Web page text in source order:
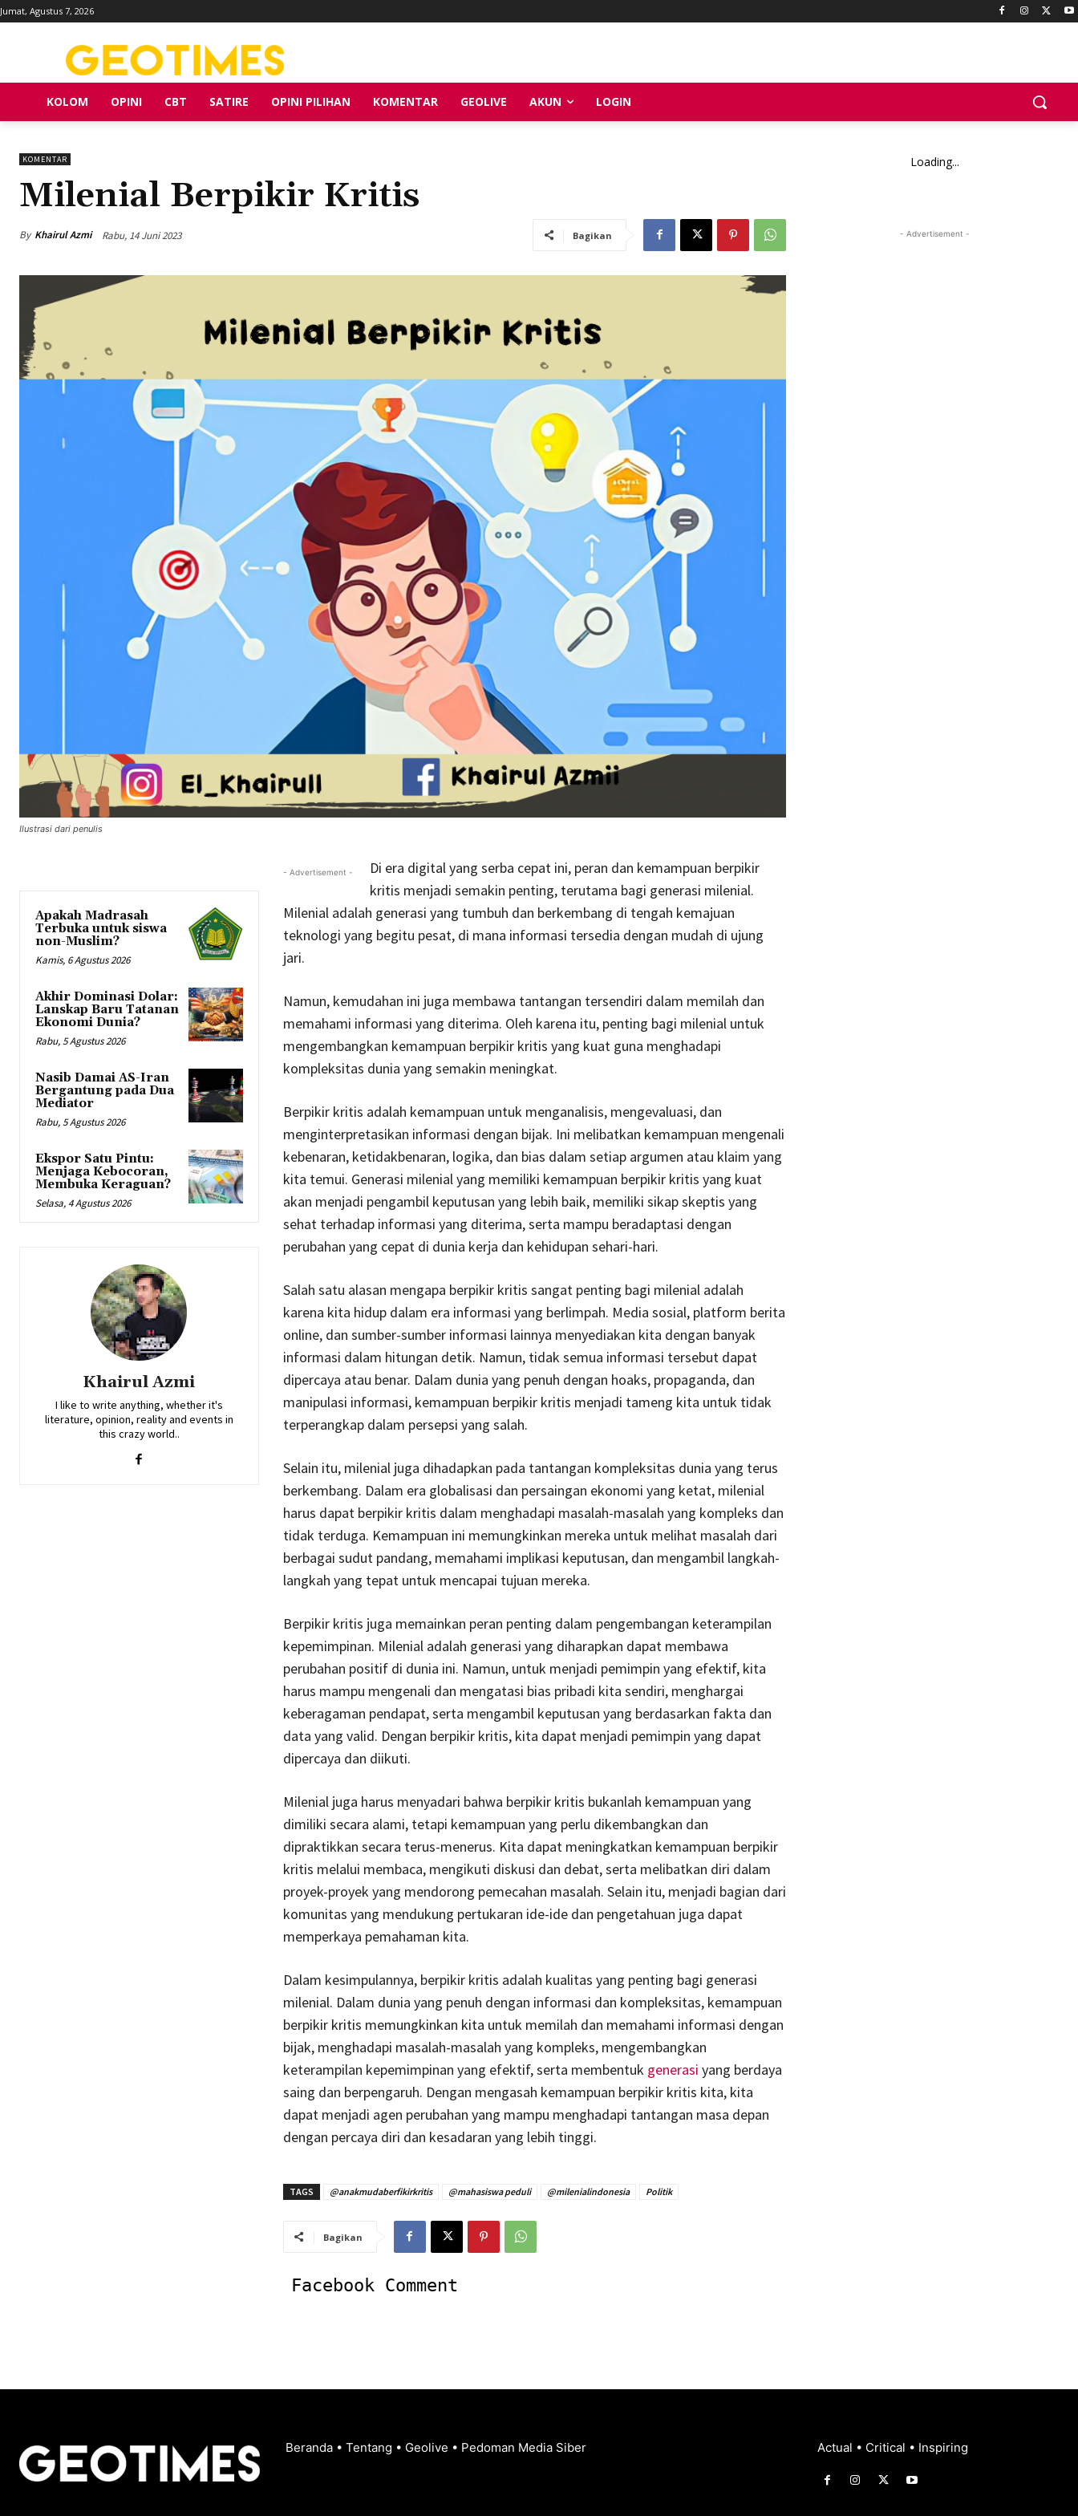
Jumat, Agustus 7, 2026
KOLOM OPINI CBT SATIRE OPINI PILIHAN KOMENTAR GEOLIVE AKUN LOGIN
KOMENTAR
Milenial Berpikir Kritis
By Khairul Azmi Rabu, 14 Juni 2023 Bagikan
Ilustrasi dari penulis
Apakah Madrasah
Terbuka untuk siswa
non-Muslim?
Kamis, 6 Agustus 2026
Akhir Dominasi Dolar:
Lanskap Baru Tatanan
Ekonomi Dunia?
Rabu, 5 Agustus 2026
Nasib Damai AS-Iran
Bergantung pada Dua
Mediator
Rabu, 5 Agustus 2026
Ekspor Satu Pintu:
Menjaga Kebocoran,
Membuka Keraguan?
Selasa, 4 Agustus 2026
Khairul Azmi
I like to write anything, whether it's
literature, opinion, reality and events in
this crazy world..
- Advertisement -
Di era digital yang serba cepat ini, peran dan kemampuan berpikir
kritis menjadi semakin penting, terutama bagi generasi milenial.
Milenial adalah generasi yang tumbuh dan berkembang di tengah kemajuan
teknologi yang begitu pesat, di mana informasi tersedia dengan mudah di ujung
jari.
Namun, kemudahan ini juga membawa tantangan tersendiri dalam memilah dan
memahami informasi yang diterima. Oleh karena itu, penting bagi milenial untuk
mengembangkan kemampuan berpikir kritis yang kuat guna menghadapi
kompleksitas dunia yang semakin meningkat.
Berpikir kritis adalah kemampuan untuk menganalisis, mengevaluasi, dan
menginterpretasikan informasi dengan bijak. Ini melibatkan kemampuan mengenali
kebenaran, ketidakbenaran, logika, dan bias dalam setiap argumen atau klaim yang
kita temui. Generasi milenial yang memiliki kemampuan berpikir kritis yang kuat
akan menjadi pengambil keputusan yang lebih baik, memiliki sikap skeptis yang
sehat terhadap informasi yang diterima, serta mampu beradaptasi dengan
perubahan yang cepat di dunia kerja dan kehidupan sehari-hari.
Salah satu alasan mengapa berpikir kritis sangat penting bagi milenial adalah
karena kita hidup dalam era informasi yang berlimpah. Media sosial, platform berita
online, dan sumber-sumber informasi lainnya menyediakan kita dengan banyak
informasi dalam hitungan detik. Namun, tidak semua informasi tersebut dapat
dipercaya atau benar. Dalam dunia yang penuh dengan hoaks, propaganda, dan
manipulasi informasi, kemampuan berpikir kritis menjadi tameng kita untuk tidak
terperangkap dalam persepsi yang salah.
Selain itu, milenial juga dihadapkan pada tantangan kompleksitas dunia yang terus
berkembang. Dalam era globalisasi dan persaingan ekonomi yang ketat, milenial
harus dapat berpikir kritis dalam menghadapi masalah-masalah yang kompleks dan
tidak terduga. Kemampuan ini memungkinkan mereka untuk melihat masalah dari
berbagai sudut pandang, memahami implikasi keputusan, dan mengambil langkah-
langkah yang tepat untuk mencapai tujuan mereka.
Berpikir kritis juga memainkan peran penting dalam pengembangan keterampilan
kepemimpinan. Milenial adalah generasi yang diharapkan dapat membawa
perubahan positif di dunia ini. Namun, untuk menjadi pemimpin yang efektif, kita
harus mampu mengenali dan mengatasi bias pribadi kita sendiri, menghargai
keberagaman pendapat, serta mengambil keputusan yang berdasarkan fakta dan
data yang valid. Dengan berpikir kritis, kita dapat menjadi pemimpin yang dapat
dipercaya dan diikuti.
Milenial juga harus menyadari bahwa berpikir kritis bukanlah kemampuan yang
dimiliki secara alami, tetapi kemampuan yang perlu dikembangkan dan
dipraktikkan secara terus-menerus. Kita dapat meningkatkan kemampuan berpikir
kritis melalui membaca, mengikuti diskusi dan debat, serta melibatkan diri dalam
proyek-proyek yang mendorong pemecahan masalah. Selain itu, menjadi bagian dari
komunitas yang mendukung pertukaran ide-ide dan pengetahuan juga dapat
memperkaya pemahaman kita.
Dalam kesimpulannya, berpikir kritis adalah kualitas yang penting bagi generasi
milenial. Dalam dunia yang penuh dengan informasi dan kompleksitas, kemampuan
berpikir kritis memungkinkan kita untuk memilah dan memahami informasi dengan
bijak, menghadapi masalah-masalah yang kompleks, mengembangkan
keterampilan kepemimpinan yang efektif, serta membentuk generasi yang berdaya
saing dan berpengaruh. Dengan mengasah kemampuan berpikir kritis kita, kita
dapat menjadi agen perubahan yang mampu menghadapi tantangan masa depan
dengan percaya diri dan kesadaran yang lebih tinggi.
TAGS @anakmudaberfikirkritis @mahasiswa peduli @milenialindonesia Politik
Bagikan
Facebook Comment
Loading...
- Advertisement -
Beranda • Tentang • Geolive • Pedoman Media Siber Actual • Critical • Inspiring